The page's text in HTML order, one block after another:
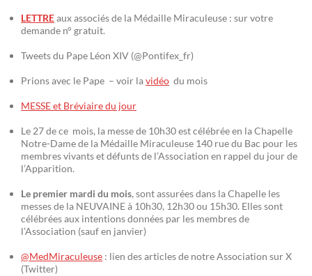
LETTREaux associés de la Médaille Miraculeuse : sur votre
demande n° gratuit.
Tweets du Pape Léon XIV (@Pontifex_fr)
Prions avec le Pape – voir lavidéo du mois
MESSE et Bréviaire du jour
Le 27 de ce mois, la messe de 10h30 est célébrée en la Chapelle
Notre-Dame de la Médaille Miraculeuse 140 rue du Bac pour les
membres vivants et défunts de l’Association en rappel du jour de
l’Apparition.
Le premier mardi du mois, sont assurées dans la Chapelle les
messes de la NEUVAINE à 10h30, 12h30 ou 15h30. Elles sont
célébrées aux intentions données par les membres de
l’Association (sauf en janvier)
@MedMiraculeuse : lien des articles de notre Association sur X
(Twitter)